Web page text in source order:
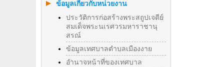
ข้อมูลเกี่ยวกับหน่วยงาน
ประวัติการก่อสร้างพระสถูปเจดีย์
สมเด็จพระนเรศวรมหาราชานุ
สรณ์
ข้อมูลเทศบาลตำบลเมืองงาย
อำนาจหน้าที่ของเทศบาล